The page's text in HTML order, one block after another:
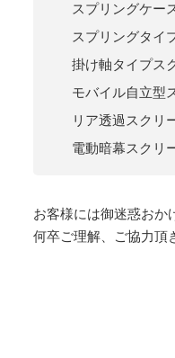
スプリングケー
スプリングタイ
掛け軸タイプス
モバイル自立型
リア透過スクリ
電動暗幕スクリ
お客様には御迷惑おか
何卒ご理解、ご協力頂